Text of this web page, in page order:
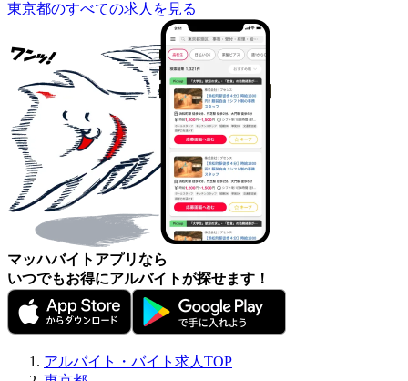
東京都のすべての求人を見る
マッハバイトアプリなら
いつでもお得にアルバイトが探せます！
アルバイト・バイト求人TOP